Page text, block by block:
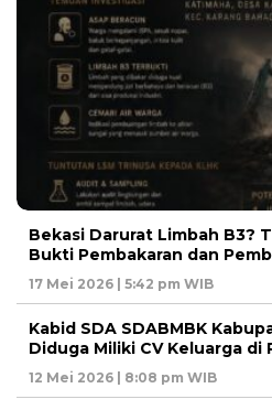
Bekasi Darurat Limbah B3?
Bukti Pembakaran dan
17 Mei 2026 | 5:42 pm WIB
Kabid SDA SDABMBK
Diduga Miliki CV Keluarga di
12 Mei 2026 | 8:08 pm WIB